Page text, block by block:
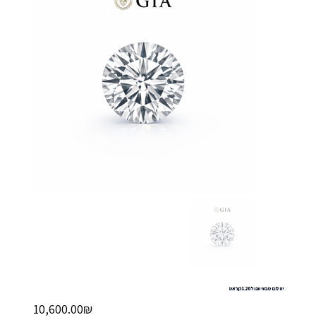
יהלום טבעי עגול 1.20 קראט
‏10,600.00 ‏₪